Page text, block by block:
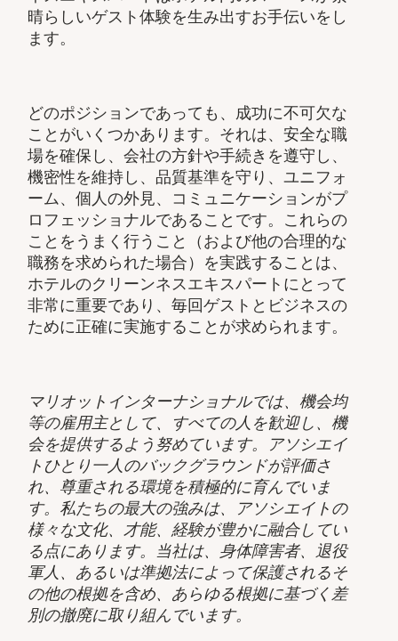
晴らしいゲスト体験を生み出すお手伝いをし
ます。
どのポジションであっても、成功に不可欠な
ことがいくつかあります。それは、安全な職
場を確保し、会社の方針や手続きを遵守し、
機密性を維持し、品質基準を守り、ユニフォ
ーム、個人の外見、コミュニケーションがプ
ロフェッショナルであることです。これらの
ことをうまく行うこと（および他の合理的な
職務を求められた場合）を実践することは、
ホテルのクリーンネスエキスパートにとって
非常に重要であり、毎回ゲストとビジネスの
ために正確に実施することが求められます。
マリオットインターナショナルでは、機会均
等の雇用主として、すべての人を歓迎し、機
会を提供するよう努めています。アソシエイ
トひとり一人のバックグラウンドが評価さ
れ、尊重される環境を積極的に育んでいま
す。私たちの最大の強みは、アソシエイトの
様々な文化、才能、経験が豊かに融合してい
る点にあります。当社は、身体障害者、退役
軍人、あるいは準拠法によって保護されるそ
の他の根拠を含め、あらゆる根拠に基づく差
別の撤廃に取り組んでいます。